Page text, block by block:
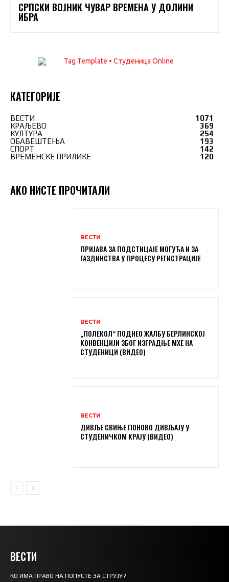
СРПСКИ ВОЈНИК ЧУВАР ВРЕМЕНА У ДОЛИНИ
ИБРА
КАТЕГОРИЈЕ
ВЕСТИ
1071
КРАЉЕВО
369
КУЛТУРА
254
ОБАВЕШТЕЊА
193
СПОРТ
142
ВРЕМЕНСКЕ ПРИЛИКЕ
120
АКО НИСТЕ ПРОЧИТАЛИ
ВЕСТИ
ПРИЈАВА ЗА ПОДСТИЦАЈЕ МОГУЋА И ЗА
ГАЗДИНСТВА У ПРОЦЕСУ РЕГИСТРАЦИЈЕ
ВЕСТИ
„ПОЛЕКОЛ“ ПОДНЕО ЖАЛБУ БЕРЛИНСКОЈ
КОНВЕНЦИЈИ ЗБОГ ИЗГРАДЊЕ МХЕ НА
СТУДЕНИЦИ (ВИДЕО)
ВЕСТИ
ДИВЉЕ СВИЊЕ ПОНОВО ДИВЉАЈУ У
СТУДЕНИЧКОМ КРАЈУ (ВИДЕО)
ВЕСТИ
КО ИМА ПРАВО НА ПОПУСТЕ ЗА СТРУЈУ?